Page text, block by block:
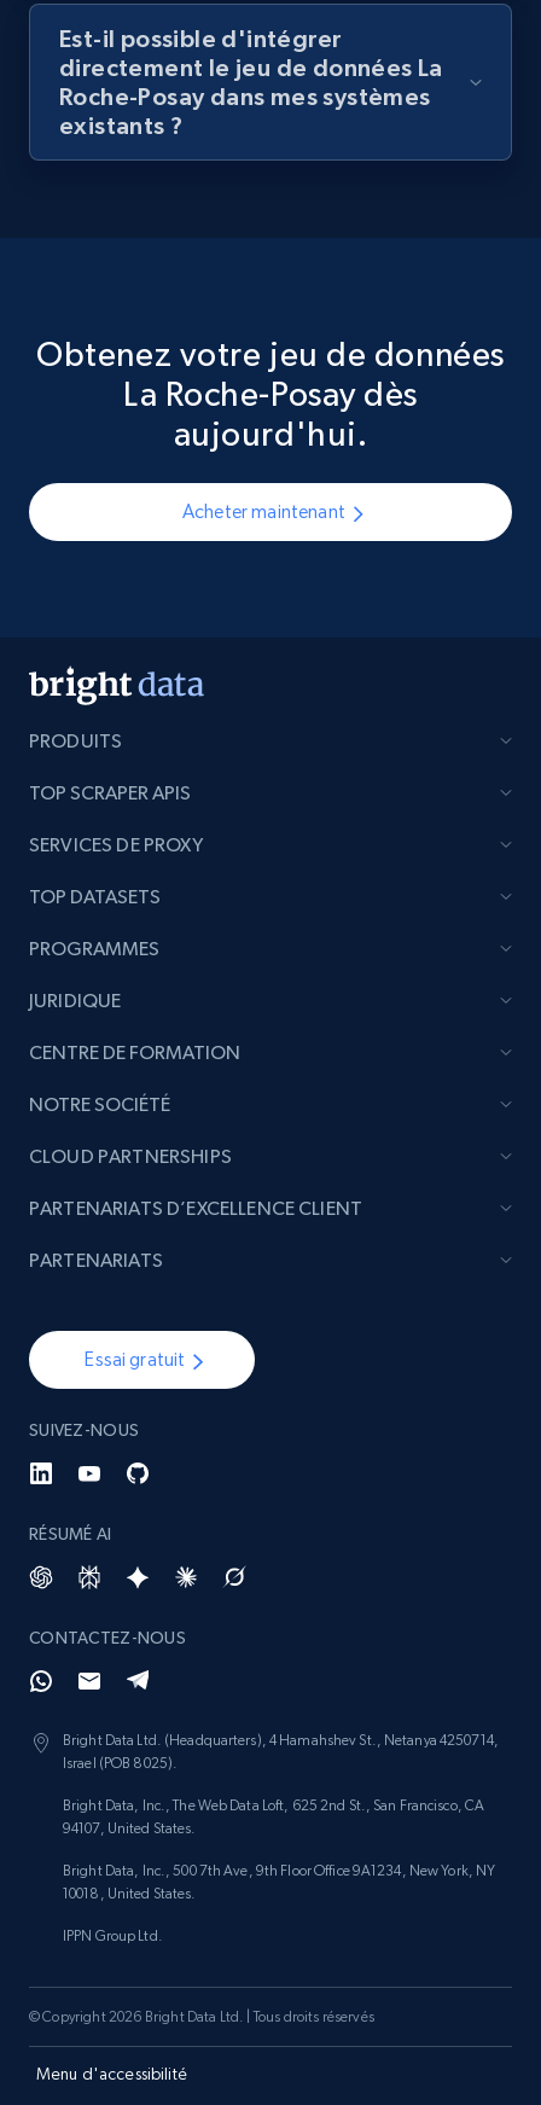
Est-il possible d'intégrer
directement le jeu de données La
Roche-Posay dans mes systèmes
existants ?
Obtenez votre jeu de données
La Roche-Posay dès
aujourd'hui.
Acheter maintenant
PRODUITS
TOP SCRAPER APIS
SERVICES DE PROXY
TOP DATASETS
PROGRAMMES
JURIDIQUE
CENTRE DE FORMATION
NOTRE SOCIÉTÉ
Essai gratuit
SUIVEZ-NOUS
RÉSUMÉ AI
CONTACTEZ-NOUS
Bright Data Ltd. (Headquarters), 4 Hamahshev St., Netanya 4250714,
Israel (POB 8025).
Bright Data, Inc., The Web Data Loft, 625 2nd St., San Francisco, CA
94107, United States.
Bright Data, Inc., 500 7th Ave, 9th Floor Office 9A1234, New York, NY
10018, United States.
IPPN Group Ltd.
CLOUD PARTNERSHIPS
PARTENARIATS D’EXCELLENCE CLIENT
PARTENARIATS
Menu d'accessibilité
© Copyright 2026 Bright Data Ltd. | Tous droits réservés